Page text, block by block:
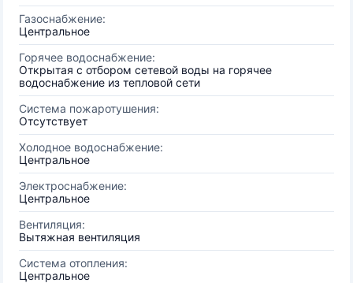
Газоснабжение:
Центральное
Горячее водоснабжение:
Открытая с отбором сетевой воды на горячее
водоснабжение из тепловой сети
Система пожаротушения:
Отсутствует
Холодное водоснабжение:
Центральное
Электроснабжение:
Центральное
Вентиляция:
Вытяжная вентиляция
Система отопления:
Центральное